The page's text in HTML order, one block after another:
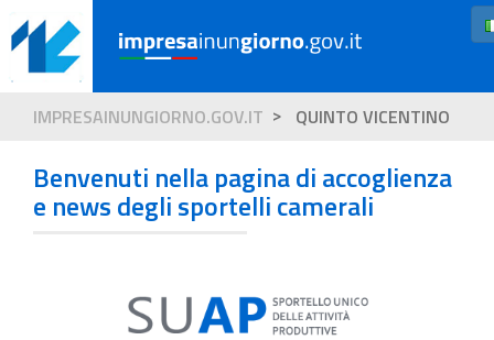
IMPRESAINUNGIORNO.GOV.IT QUINTO VICENTINO
Benvenuti nella pagina di accoglienza
e news degli sportelli camerali